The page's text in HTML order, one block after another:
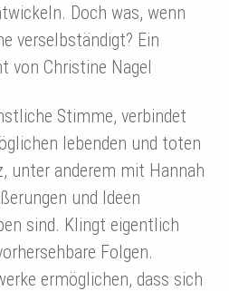
Doch was, wenn
verselbständigt? Ein
von Christine Nagel
Stimme, verbindet
lebenden und toten
unter anderem mit Hannah
und Ideen
sind. Klingt eigentlich
Folgen.
ermöglichen, dass sich